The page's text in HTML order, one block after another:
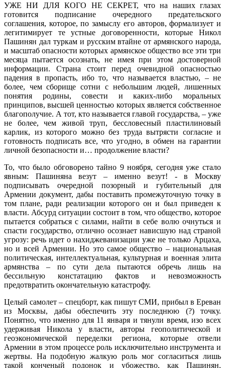
УЖЕ НИ ДЛЯ КОГО НЕ СЕКРЕТ, что на наших глазах
готовится подписание очередного предательского
соглашения, которое, по замыслу его авторов, формализует и
легитимирует те устные договоренности, которые Никол
Пашинян дал туркам и русским втайне от армянского народа,
и масштаб опасности которых армянское общество все эти три
месяца пытается осознать, не имея при этом достоверной
информации. Страна стоит перед очевидной опасностью
падения в пропасть, ибо то, что называется властью, – не
более, чем сборище сотни с небольшим людей, лишенных
понятия родины, совести и каких-либо моральных
принципов, высшей ценностью которых является собственное
благополучие. А тот, кто называется главой государства, – уже
не более, чем живой труп, бессловесный пластилиновый
карлик, из которого можно без труда вытрясти согласие и
готовность подписать все, что угодно, в обмен на гарантии
личной безопасности и… продолжение власти?
То, что было обговорено тайно 9 ноября, сегодня уже стало
явным: Пашиняна везут – именно везут! - в Москву
подписывать очередной позорный и губительный для
Армении документ, дабы поставить промежуточную точку в
том плане, ради реализации которого он и был приведен к
власти. Абсурд ситуации состоит в том, что общество, которое
пытается собраться с силами, найти в себе волю очнуться и
спасти государство, отлично осознает нависшую над страной
угрозу: речь идет о нахиджеванизации уже не только Арцаха,
но и всей Армении. Но это самое общество – национальная
политическая, интеллектуальная, культурная и военная элита
армянства – по сути дела пытаются обречь лишь на
бессильную констатацию фактов и невозможность
предотвратить окончательную катастрофу.
Целый самолет – спецборт, как пишут СМИ, прибыл в Ереван
из Москвы, дабы обеспечить эту последнюю (?) точку.
Понятно, что именно для 11 января и тянули время, изо всех
удерживая Никола у власти, авторы геополитической и
геоэкономической переделки региона, которые отвели
Армении в этом процессе роль исключительно инструмента и
жертвы. На подобную жалкую роль мог согласиться лишь
такой конченый подонок и убожество, как Пашинян,